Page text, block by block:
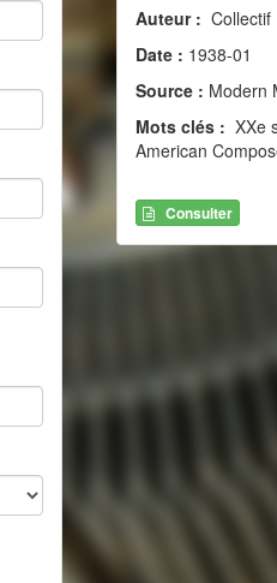
Auteur : Collectif
Date : 1938-01
Source : Modern
Mots clés : XXe
American
Consulter